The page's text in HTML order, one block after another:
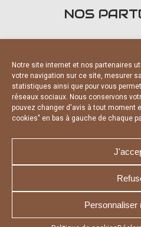
Notre site internet et nos partenaires
votre navigation sur ce site, mesurer
statistiques ainsi que pour vous
réseaux sociaux. Nous conservons
pouvez changer d'avis à tout moment
cookies" en bas à gauche de chaque
Personnaliser
NOS
NOUS CONTACTER
CHARTE DE CONFIDENTIALITÉ
RÉALISÉ PAR